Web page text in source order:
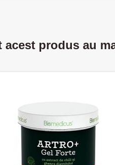
produs au